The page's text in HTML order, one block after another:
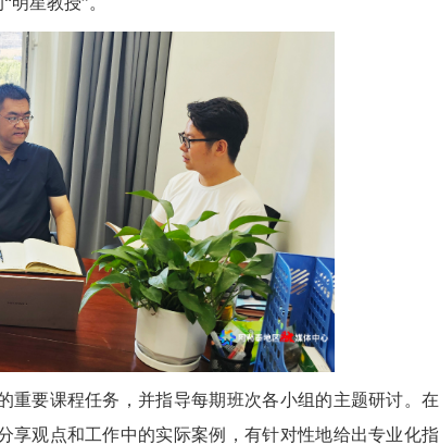
要课程任务，并指导每期班次各小组的主题研讨。在
观点和工作中的实际案例，有针对性地给出专业化指